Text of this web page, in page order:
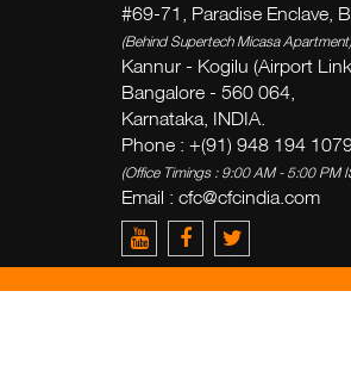
#69-71, Paradise Enclave,
(Behind Supertech Micasa Apartment)
Kannur - Kogilu (Airport
Bangalore - 560 064,
Karnataka, INDIA.
Phone : +(91) 948 194
(Office Timings : 9:00 AM - 5:00 PM
Email : cfc@cfcindia.com